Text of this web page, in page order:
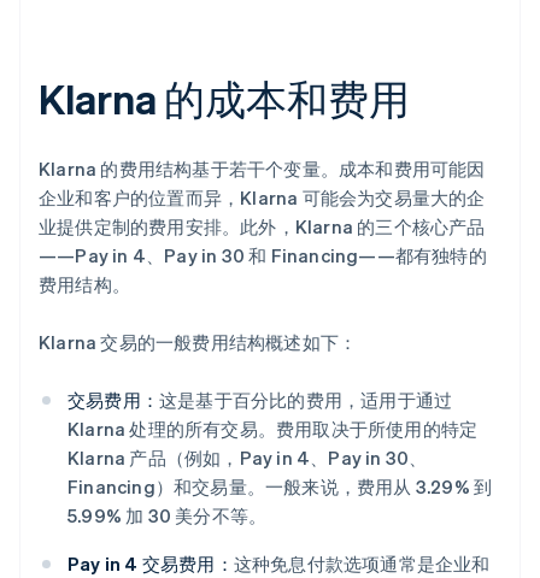
Klarna 的成本和费用
Klarna 的费用结构基于若干个变量。成本和费用可能因
企业和客户的位置而异，Klarna 可能会为交易量大的企
业提供定制的费用安排。此外，Klarna 的三个核心产品
——Pay in 4、Pay in 30 和 Financing——都有独特的
费用结构。
Klarna 交易的一般费用结构概述如下：
交易费用： 这是基于百分比的费用，适用于通过
Klarna 处理的所有交易。费用取决于所使用的特定
Klarna 产品（例如，Pay in 4、Pay in 30、
Financing）和交易量。一般来说，费用从 3.29% 到
5.99% 加 30 美分不等。
Pay in 4 交易费用： 这种免息付款选项通常是企业和